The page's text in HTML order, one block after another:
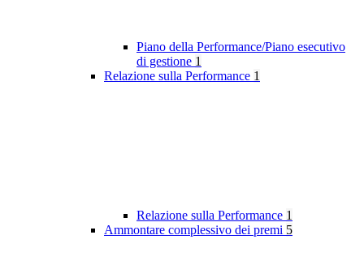
Piano della Performance/Piano esecutivo
di gestione 1
Relazione sulla Performance 1
Relazione sulla Performance 1
Ammontare complessivo dei premi 5